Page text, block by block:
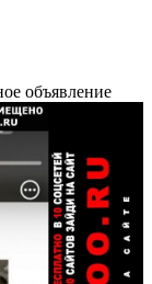
объявление